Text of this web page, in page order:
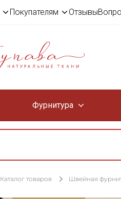
Покупателям Отзывы
Фурнитура
Каталог товаров Швейная